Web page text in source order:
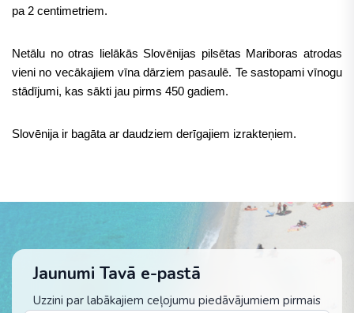
pa 2 centimetriem.
Netālu no otras lielākās Slovēnijas pilsētas Mariboras atrodas
vieni no vecākajiem vīna dārziem pasaulē. Te sastopami vīnogu
stādījumi, kas sākti jau pirms 450 gadiem.
Slovēnija ir bagāta ar daudziem derīgajiem izrakteņiem.
Jaunumi Tavā e-pastā
Uzzini par labākajiem ceļojumu piedāvājumiem pirmais